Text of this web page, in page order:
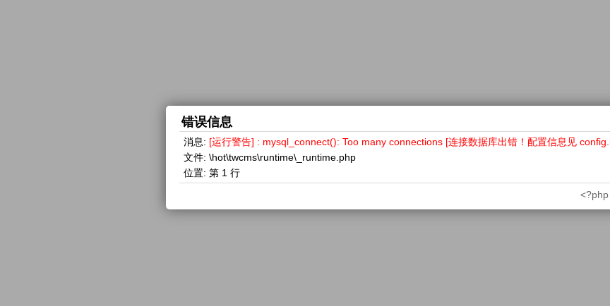
错误信息
消息: [运行警告] : mysql_connect(): Too many connections [连接数据库出错！配置信息见
文件: \hot\twcms\runtime\_runtime.php
位置: 第 1 行